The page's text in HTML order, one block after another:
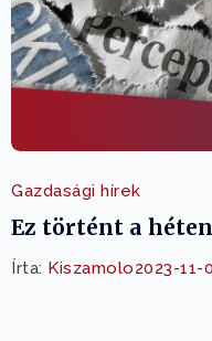
Gazdasági hírek
Ez történt a héten
Írta: Kiszamolo2023-11-